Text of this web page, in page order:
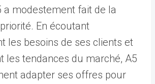
a modestement fait de la
En écoutant
les besoins de ses clients et
les tendances du marché, A5
adapter ses offres pour